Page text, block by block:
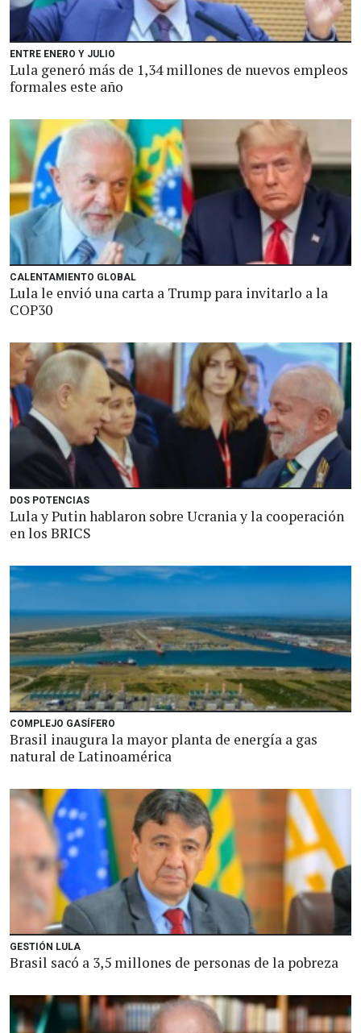
ENTRE ENERO Y JULIO
Lula generó más de 1,34 millones de nuevos empleos
formales este año
CALENTAMIENTO GLOBAL
Lula le envió una carta a Trump para invitarlo a la
COP30
DOS POTENCIAS
Lula y Putin hablaron sobre Ucrania y la cooperación
en los BRICS
COMPLEJO GASÍFERO
Brasil inaugura la mayor planta de energía a gas
natural de Latinoamérica
GESTIÓN LULA
Brasil sacó a 3,5 millones de personas de la pobreza